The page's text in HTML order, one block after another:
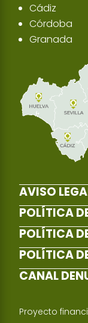
Cádiz
Córdoba
Granada
AVISO
POLÍTICA
POLÍTICA
POLÍTICA
CANAL
Proyecto